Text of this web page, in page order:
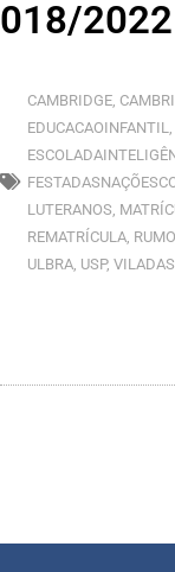
018/2022
CAMBRIDGE
EDUCACAOINFANTIL
LUTERANOS
REMATRÍCULA
ULBRA USP,